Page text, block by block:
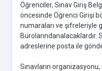
Öğrenciler, Sınav Giriş
öncesinde Öğrenci Girişi
numaraları ve şifreleriyle
Bürolarındanalacaklardır.
adreslerine posta ile
Sınavların